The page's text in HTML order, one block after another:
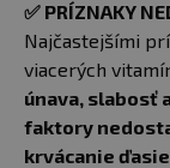
✅ PRÍZNAKY
Najčastejšími
viacerých
únava, slabosť
faktory
krvácanie